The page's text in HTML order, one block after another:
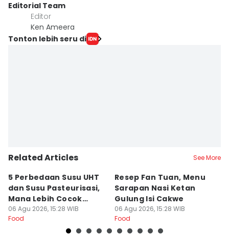
Editorial Team
Editor
Ken Ameera
Tonton lebih seru di
Related Articles See More
5 Perbedaan Susu UHT
dan Susu Pasteurisasi,
Mana Lebih Cocok
Untukmu?
06 Agu 2026, 15:28 WIB
Food
Resep Fan Tuan, Menu
Sarapan Nasi Ketan
Gulung Isi Cakwe
06 Agu 2026, 15:28 WIB
Food